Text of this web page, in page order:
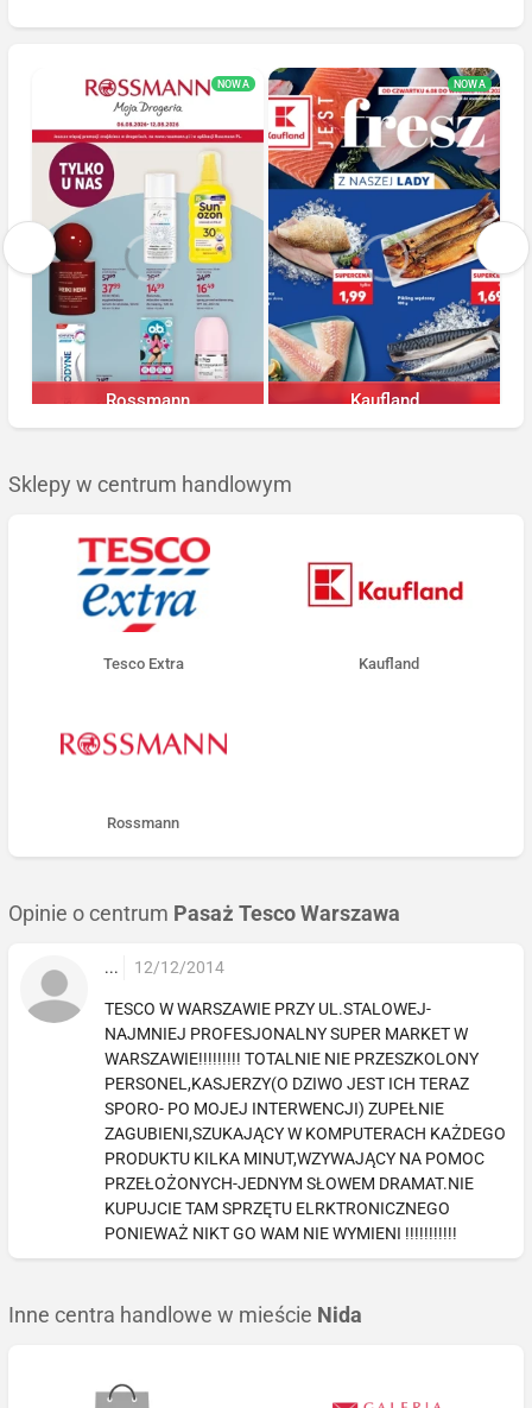
NOWA
Rossmann
Trwa jeszcze 5 dni
NOWA
Kaufland
Trwa jeszcze 4 dni
Sklepy w centrum handlowym
Tesco Extra Kaufland
Rossmann
Opinie o centrum Pasaż Tesco Warszawa
... 12/12/2014
TESCO W WARSZAWIE PRZY UL.STALOWEJ-
NAJMNIEJ PROFESJONALNY SUPER MARKET W
WARSZAWIE!!!!!!!!! TOTALNIE NIE PRZESZKOLONY
PERSONEL,KASJERZY(O DZIWO JEST ICH TERAZ
SPORO- PO MOJEJ INTERWENCJI) ZUPEŁNIE
ZAGUBIENI,SZUKAJĄCY W KOMPUTERACH KAŻDEGO
PRODUKTU KILKA MINUT,WZYWAJĄCY NA POMOC
PRZEŁOŻONYCH-JEDNYM SŁOWEM DRAMAT.NIE
KUPUJCIE TAM SPRZĘTU ELRKTRONICZNEGO
PONIEWAŻ NIKT GO WAM NIE WYMIENI !!!!!!!!!!!
Inne centra handlowe w mieście Nida